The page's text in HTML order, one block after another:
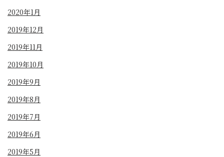
2020年1月
2019年12月
2019年11月
2019年10月
2019年9月
2019年8月
2019年7月
2019年6月
2019年5月